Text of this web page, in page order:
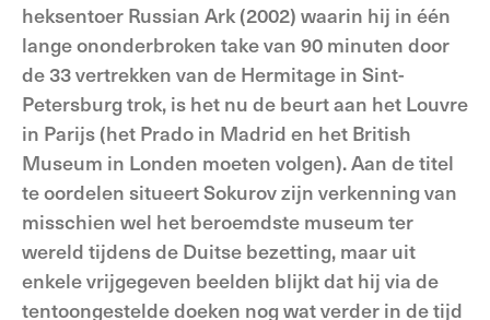
heksentoer Russian Ark (2002) waarin hij in één
lange ononderbroken take van 90 minuten door
de 33 vertrekken van de Hermitage in Sint-
Petersburg trok, is het nu de beurt aan het Louvre
in Parijs (het Prado in Madrid en het British
Museum in Londen moeten volgen). Aan de titel
te oordelen situeert Sokurov zijn verkenning van
misschien wel het beroemdste museum ter
wereld tijdens de Duitse bezetting, maar uit
enkele vrijgegeven beelden blijkt dat hij via de
tentoongestelde doeken nog wat verder in de tijd